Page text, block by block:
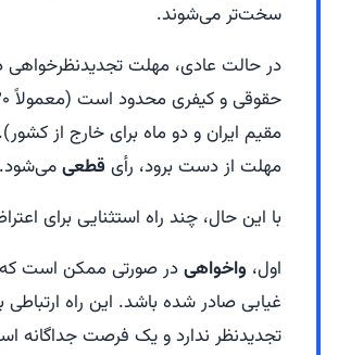
سخت‌تر می‌شوند.
در حالت عادی، مهلت تجدیدنظرخواهی
مقیم ایران و دو ماه برای خارج از
مهلت از دست برود، رأی قطعیمی‌شود.
با این حال، چند راه استثنایی برای
اول، واخواهیدر صورتی ممکن است
غیابی صادر شده باشد. این راه
تجدیدنظر ندارد و یک فرصت جداگانه